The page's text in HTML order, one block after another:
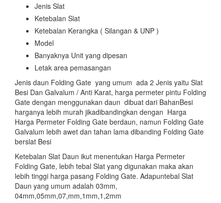
Jenis Slat
Ketebalan Slat
Ketebalan Kerangka ( Silangan & UNP )
Model
Banyaknya Unit yang dipesan
Letak area pemasangan
Jenis daun Folding Gate yang umum ada 2 Jenis yaitu Slat
Besi Dan Galvalum / Anti Karat, harga permeter pintu Folding
Gate dengan menggunakan daun dibuat dari BahanBesi
harganya lebih murah jikadibandingkan dengan Harga
Harga Permeter Folding Gate berdaun, namun Folding Gate
Galvalum lebih awet dan tahan lama dibanding Folding Gate
berslat Besi
Ketebalan Slat Daun ikut menentukan Harga Permeter
Folding Gate, lebih tebal Slat yang digunakan maka akan
lebih tinggi harga pasang Folding Gate. Adapuntebal Slat
Daun yang umum adalah 03mm,
04mm,05mm,07,mm,1mm,1,2mm